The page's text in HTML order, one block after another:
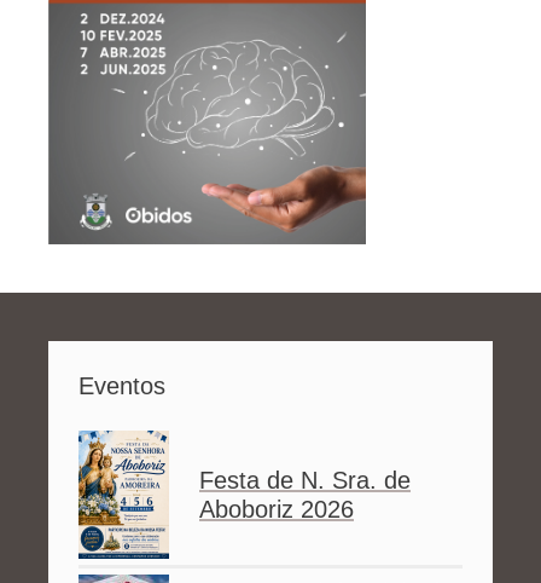
Eventos
Festa de N. Sra. de
Aboboriz 2026